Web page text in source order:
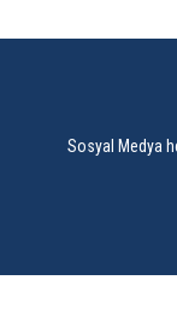
Sosyal Medya